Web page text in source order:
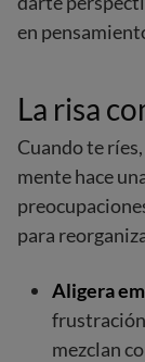
en
La risa
Cuando te
mente hace
para
Aligera
frustración
mezclan